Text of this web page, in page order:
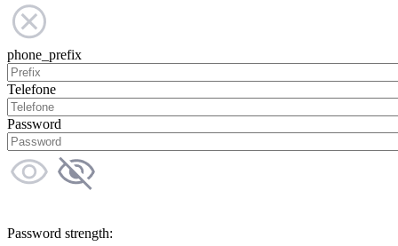
phone_prefix
Telefone
Password
Password strength: